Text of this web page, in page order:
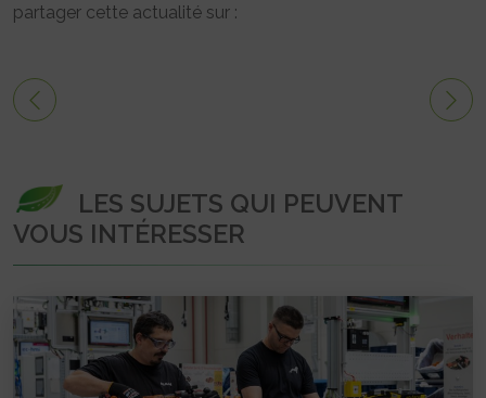
partager cette actualité sur :
LES SUJETS QUI PEUVENT
VOUS INTÉRESSER